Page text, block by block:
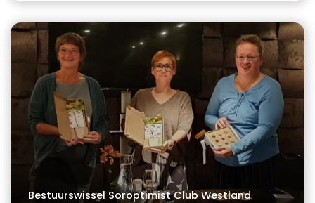
Bestuurswissel Soroptimist Club Westland